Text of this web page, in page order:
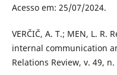
Acesso em: 25/07/2024.
VERČIČ, A. T.; MEN, L.
internal communication
Relations Review, v. 49, n.